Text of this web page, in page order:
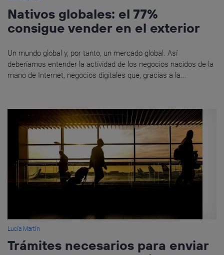
Nativos globales: el 77%
consigue vender en el exterior
Un mundo global y, por tanto, un mercado global. Así
deberíamos entender la actividad de los negocios nacidos de la
mano de Internet, negocios digitales que, gracias a la...
Lucía Martín
Trámites necesarios para enviar